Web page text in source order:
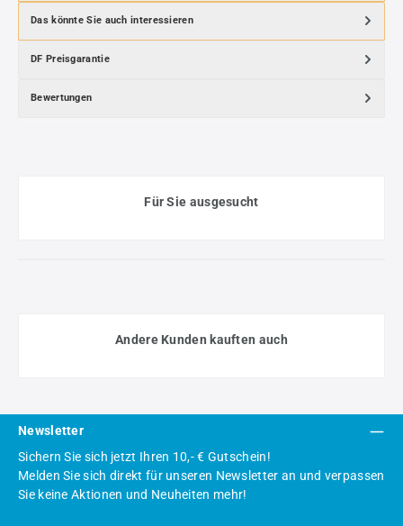
Das könnte Sie auch interessieren
DF Preisgarantie
Bewertungen
Für Sie ausgesucht
Andere Kunden kauften auch
Newsletter
Sichern Sie sich jetzt Ihren 10,- € Gutschein!
Melden Sie sich direkt für unseren Newsletter an und verpassen
Sie keine Aktionen und Neuheiten mehr!